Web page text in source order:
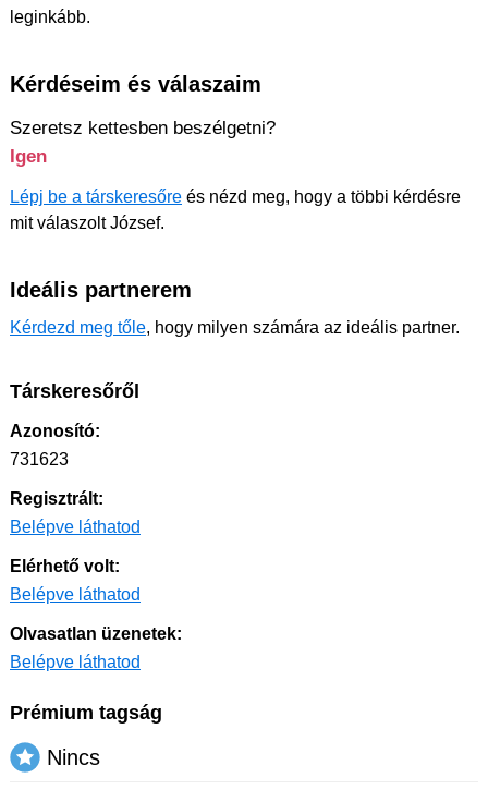
leginkább.
Kérdéseim és válaszaim
Szeretsz kettesben beszélgetni?
Igen
Lépj be a társkeresőre és nézd meg, hogy a többi kérdésre
mit válaszolt József.
Ideális partnerem
Kérdezd meg tőle, hogy milyen számára az ideális partner.
Társkeresőről
Azonosító:
731623
Regisztrált:
Belépve láthatod
Elérhető volt:
Belépve láthatod
Olvasatlan üzenetek:
Belépve láthatod
Prémium tagság
Nincs